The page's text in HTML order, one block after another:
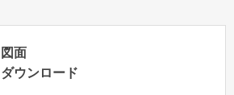
図面
ダウンロード